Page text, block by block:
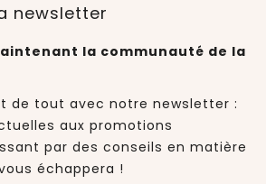
newsletter
la communauté de la
de tout avec notre newsletter :
aux promotions
par des conseils en matière
échappera !